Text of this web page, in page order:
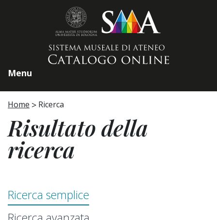
Menu
Home Ricerca
Risultato della
ricerca
Ricerca semplice